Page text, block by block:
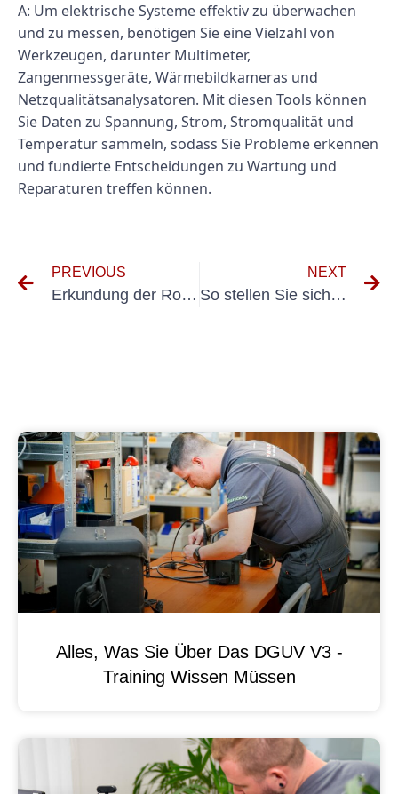
A: Um elektrische Systeme effektiv zu überwachen
und zu messen, benötigen Sie eine Vielzahl von
Werkzeugen, darunter Multimeter,
Zangenmessgeräte, Wärmebildkameras und
Netzqualitätsanalysatoren. Mit diesen Tools können
Sie Daten zu Spannung, Strom, Stromqualität und
Temperatur sammeln, sodass Sie Probleme erkennen
und fundierte Entscheidungen zu Wartung und
Reparaturen treffen können.
PREVIOUS
Erkundung der Rolle von E-Checks im wachsenden E-Mobilitätsmarkt
NEXT
So stellen Sie sicher, dass die Vorschriften zur Prüfung elektrischer Systeme eingehalten werden
Alles, Was Sie Über Das DGUV V3 -
Training Wissen Müssen